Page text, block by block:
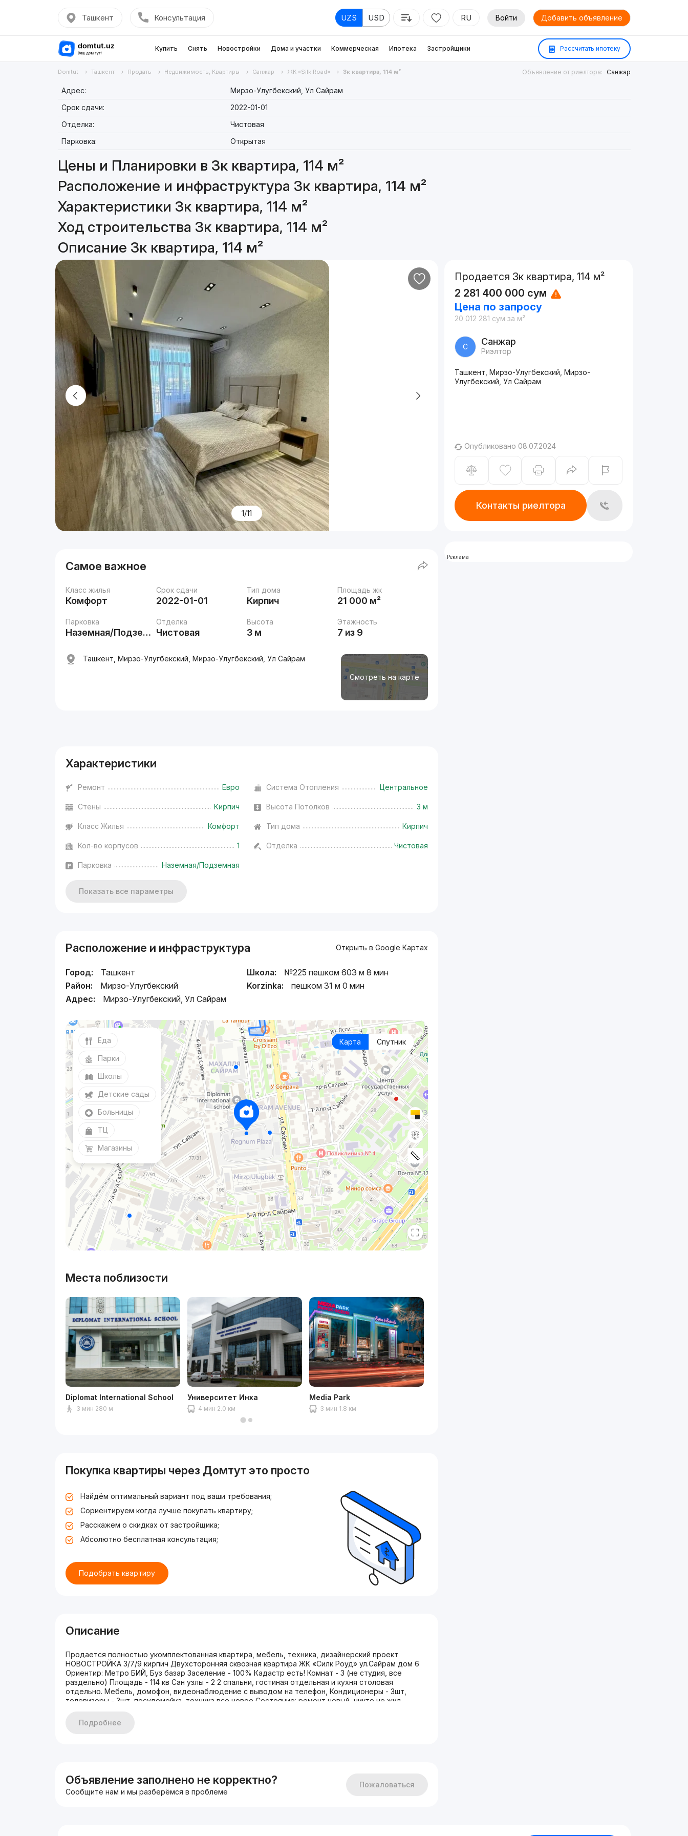
Ташкент Консультация UZS USD RU Войти Добавить объявление
Купить Снять Новостройки Дома и участки Коммерческая Ипотека Застройщики Рассчитать ипотеку
Domtut Ташкент Продать Недвижимость, Квартиры Санжар ЖК «Silk Road» 3к квартира, 114 м² Объявление от риелтора: Санжар
Адрес:
Мирзо-Улугбекский, Ул Сайрам
Срок сдачи:
2022-01-01
Отделка:
Чистовая
Парковка:
Открытая
Цены и Планировки в 3к квартира, 114 м²
Расположение и инфраструктура 3к квартира, 114 м²
Характеристики 3к квартира, 114 м²
Ход строительства 3к квартира, 114 м²
Описание 3к квартира, 114 м²
1/11
Самое важное
Класс жилья
Комфорт
Срок сдачи
2022-01-01
Тип дома
Кирпич
Площадь жк
21 000 м²
Парковка
Наземная/Подземная
Отделка
Чистовая
Высота
3 м
Этажность
7 из 9
Смотреть на карте
Ташкент, Мирзо-Улугбекский, Мирзо-Улугбекский, Ул Сайрам
Характеристики
Ремонт Евро Система Отопления Центральное
Стены Кирпич Высота Потолков 3 м
Класс Жилья Комфорт Тип дома Кирпич
Кол-во корпусов 1 Отделка Чистовая
Парковка Наземная/Подземная
Показать все параметры
Расположение и инфраструктура Открыть в Google Картах
Город:
Ташкент
Район:
Мирзо-Улугбекский
Адрес:
Мирзо-Улугбекский, Ул Сайрам
Школа:
№225 пешком 603 м 8 мин
Korzinka:
пешком 31 м 0 мин
Карта Спутник
Еда
Парки
Школы
Детские сады
Больницы
ТЦ
Магазины
Места поблизости
Diplomat International School
3 мин 280 м
Университет Инха
4 мин 2.0 км
Media Park
3 мин 1.8 км
Покупка квартиры через Домтут это просто
Найдём оптимальный вариант под ваши требования;
Сориентируем когда лучше покупать квартиру;
Расскажем о скидках от застройщика;
Абсолютно бесплатная консультация;
Подобрать квартиру
Описание
Продается полностью укомплектованная квартира, мебель, техника, дизайнерский проект
НОВОСТРОЙКА 3/7/9 кирпич Двухсторонняя сквозная квартира ЖК «Силк Роуд» ул.Сайрам дом 6
Ориентир: Метро БИЙ, Буз базар Заселение - 100% Кадастр есть! Комнат - 3 (не студия, все
раздельно) Площадь - 114 кв Сан узлы - 2 2 спальни, гостиная отдельная и кухня столовая
отдельно. Мебель, домофон, видеонаблюдение с выводом на телефон, Кондиционеры - 3шт,
телевизоры - 3шт, посудомойка, техника все новое Состояние: ремонт новый, никто не жил,
Подробнее
Объявление заполнено не корректно?
Сообщите нам и мы разберёмся в проблеме
Пожаловаться
Продается 3к квартира, 114 м²
2 281 400 000 сум
Цена по запросу
20 012 281 сум за м²
С Санжар
Риэлтор
Ташкент, Мирзо-Улугбекский, Мирзо-
Улугбекский, Ул Сайрам
Опубликовано 08.07.2024
Контакты риелтора
Реклама